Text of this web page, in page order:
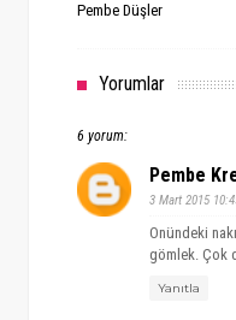
Pembe Düşler
Yorumlar
6 yorum:
Pembe
3 Mart 2015
Onündeki
gömlek. Çok
Yanıtla